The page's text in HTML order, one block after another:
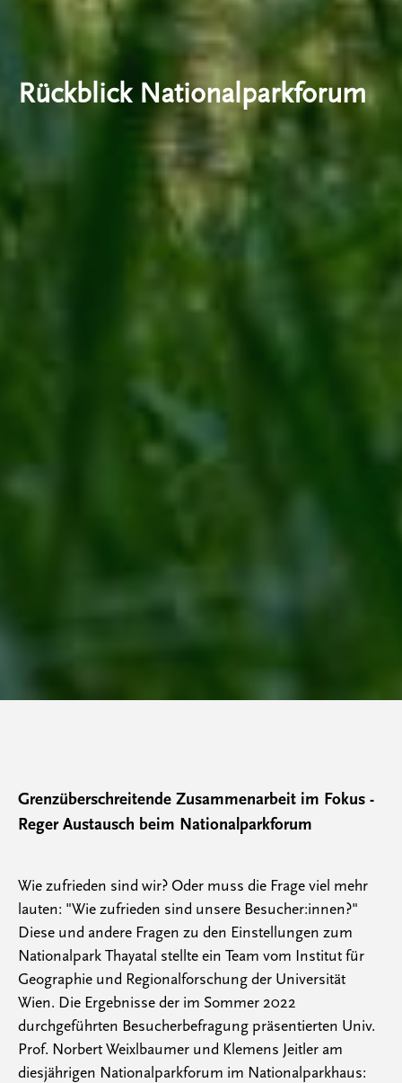
Rückblick Nationalparkforum
Grenzüberschreitende Zusammenarbeit im Fokus -
Reger Austausch beim Nationalparkforum
Wie zufrieden sind wir? Oder muss die Frage viel mehr
lauten: "Wie zufrieden sind unsere Besucher:innen?"
Diese und andere Fragen zu den Einstellungen zum
Nationalpark Thayatal stellte ein Team vom Institut für
Geographie und Regionalforschung der Universität
Wien. Die Ergebnisse der im Sommer 2022
durchgeführten Besucherbefragung präsentierten Univ.
Prof. Norbert Weixlbaumer und Klemens Jeitler am
diesjährigen Nationalparkforum im Nationalparkhaus: